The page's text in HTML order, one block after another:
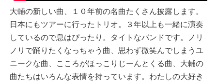
大輔の新しい曲、１０年前の名曲たくさん披露します。
日本にもツアーに行ったトリオ。３年以上も一緒に演奏
しているので息はぴったり。タイトなバンドです。ノリ
ノリで踊りたくなっちゃう曲、思わず微笑んでしまうユ
ニークな曲、こころがほっこりじーんとくる曲、大輔の
曲たちはいろんな表情を持っています。わたしの大好き